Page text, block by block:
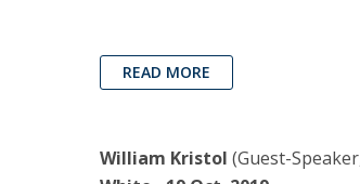
READ MORE
William Kristol (Guest-